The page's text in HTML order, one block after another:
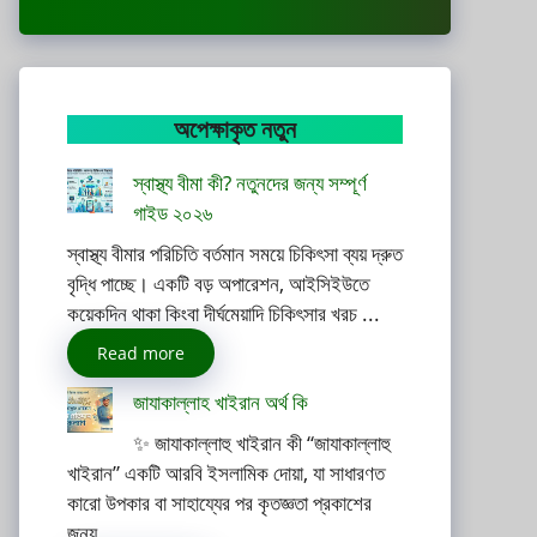
অপেক্ষাকৃত নতুন
স্বাস্থ্য বীমা কী? নতুনদের জন্য সম্পূর্ণ
গাইড ২০২৬
স্বাস্থ্য বীমার পরিচিতি বর্তমান সময়ে চিকিৎসা ব্যয় দ্রুত
বৃদ্ধি পাচ্ছে। একটি বড় অপারেশন, আইসিইউতে
কয়েকদিন থাকা কিংবা দীর্ঘমেয়াদি চিকিৎসার খরচ ...
Read more
জাযাকাল্লাহ খাইরান অর্থ কি
✨ জাযাকাল্লাহু খাইরান কী “জাযাকাল্লাহু
খাইরান” একটি আরবি ইসলামিক দোয়া, যা সাধারণত
কারো উপকার বা সাহায্যের পর কৃতজ্ঞতা প্রকাশের